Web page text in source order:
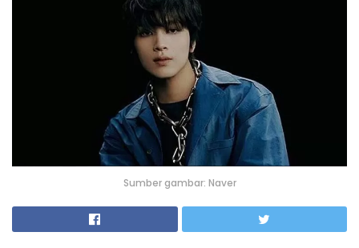
Sumber gambar: Naver